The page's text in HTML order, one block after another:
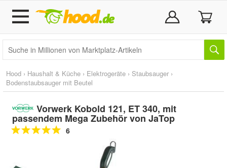
Hood › Haushalt & Küche › Elektrogeräte › Staubsauger ›
Bodenstaubsauger mit Beutel
Vorwerk Kobold 121, ET 340, mit
passendem Mega Zubehör von JaTop
6